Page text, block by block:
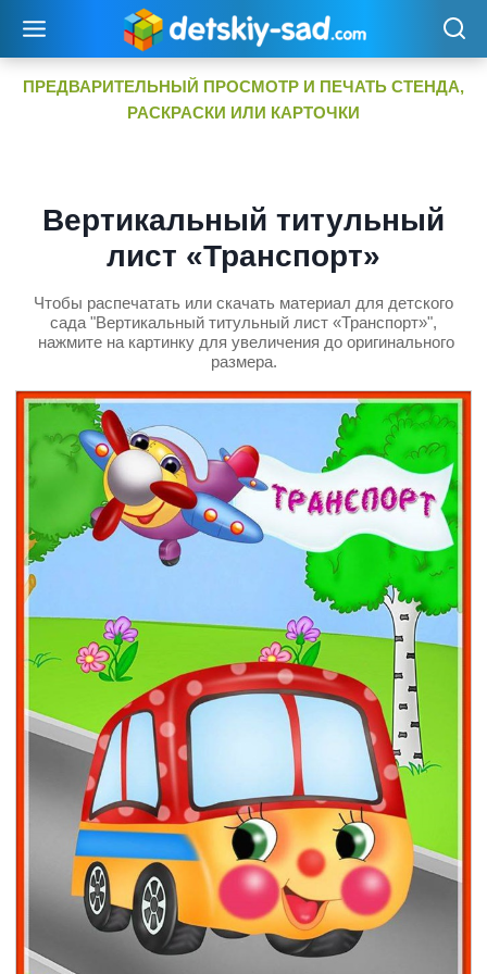
содержимому
ПРЕДВАРИТЕЛЬНЫЙ ПРОСМОТР И ПЕЧАТЬ СТЕНДА,
РАСКРАСКИ ИЛИ КАРТОЧКИ
Вертикальный титульный
лист «Транспорт»
Чтобы распечатать или скачать материал для детского
сада "Вертикальный титульный лист «Транспорт»",
нажмите на картинку для увеличения до оригинального
размера.